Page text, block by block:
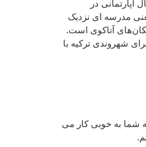
آپارتمانی در
مدرسه ای نزدیک
آتاکوی است.
شهروندی ترکیه با
شما به خوبی کار می